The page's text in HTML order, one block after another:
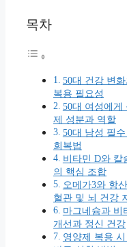
목차
50대 건강 변
복용 필요성
50대 여성에게
제 성분과 역할
50대 남성 필
회복법
비타민 D와 칼
의 핵심 조합
오메가3와 항
혈관 및 뇌 건강
마그네슘과 비
개선과 정신 건강
영양제 복용